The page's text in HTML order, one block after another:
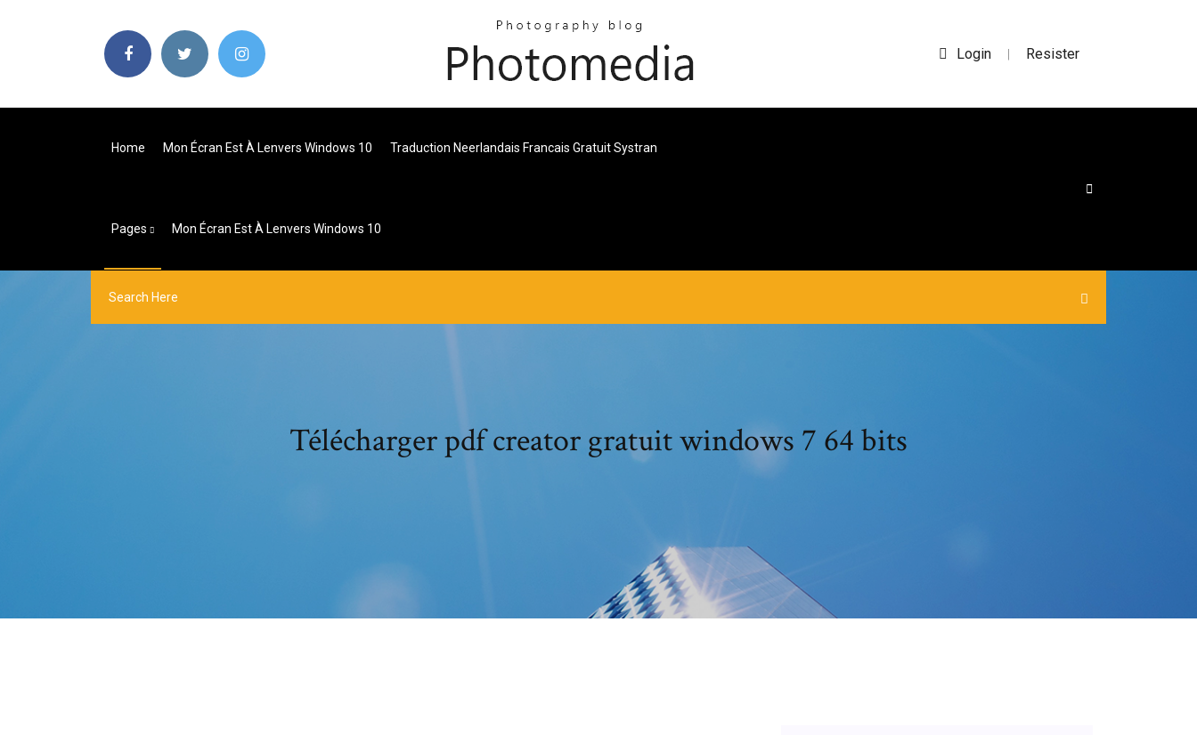
Login | Resister
Home Mon Écran Est À Lenvers Windows 10 Traduction Neerlandais Francais Gratuit Systran
Pages Mon Écran Est À Lenvers Windows 10
Télécharger pdf creator gratuit windows 7 64 bits